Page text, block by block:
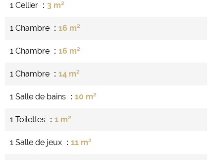
1 Cellier 3 m²
1 Chambre 16 m²
1 Chambre 16 m²
1 Chambre 14 m²
1 Salle de bains 10 m²
1 Toilettes 1 m²
1 Salle de jeux 11 m²